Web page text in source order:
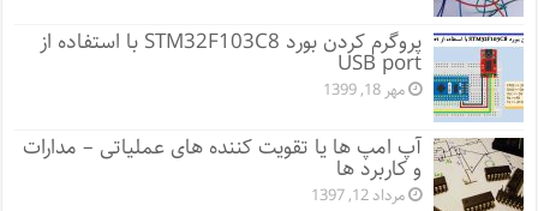
پروگرم کردن بورد STM32F103C8 با استفاده از
USB port
مهر 18, 1399
آپ امپ ها یا تقویت کننده های عملیاتی – مدارات
و کاربرد ها
مرداد 12, 1397